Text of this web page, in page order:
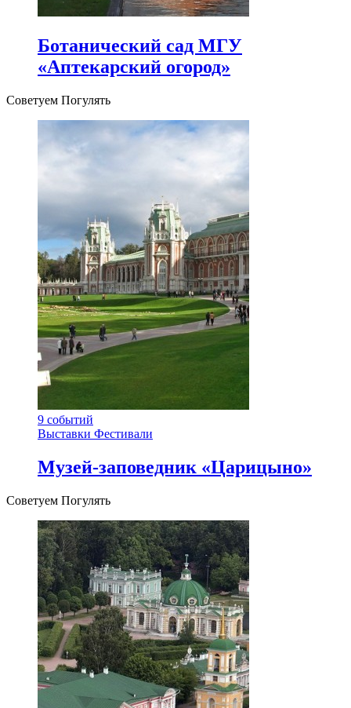
Ботанический сад МГУ
«Аптекарский огород»
Советуем Погулять
9 событий
Выставки Фестивали
Музей-заповедник «Царицыно»
Советуем Погулять